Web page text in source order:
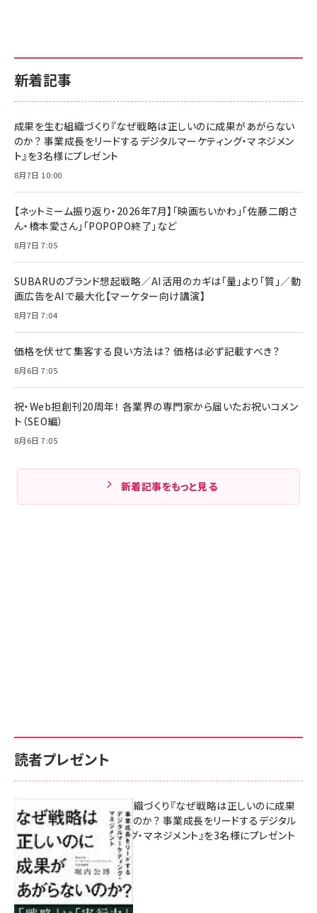
新着記事
成果を生む組織づくり『なぜ戦略は正しいのに成果があがらない
のか？ 事業成長をリードするデジタルマーケティング・マネジメン
ト』を3名様にプレゼント
8月7日 10:00
【ネットミーム振り返り・2026年7月】「映画ちいかわ」「佐藤二朗さ
ん・橋本愛さん」「POPOPO終了」など
8月7日 7:05
SUBARUのブランド想起戦略／AI活用のカギは「量」より「質」／動
画広告をAIで最大化【マーケター向け講演】
8月7日 7:04
価格を伏せて集客する良い方法は？ 価格は必ず記載すべき？
8月6日 7:05
祝・Web担創刊20周年！ 各業界の専門家から届いたお祝いコメン
ト（SEO編）
8月6日 7:05
新着記事をもっと見る
読者プレゼント
成果を生む組織づくり『なぜ戦略は正しいのに成果
があがらないのか？ 事業成長をリードするデジタル
マーケティング・マネジメント』を3名様にプレゼント
8月7日 10:00